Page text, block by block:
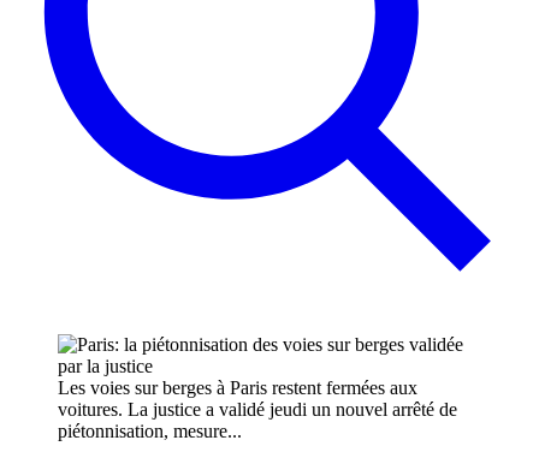
Les voies sur berges à Paris restent fermées aux
voitures. La justice a validé jeudi un nouvel arrêté de
piétonnisation, mesure...